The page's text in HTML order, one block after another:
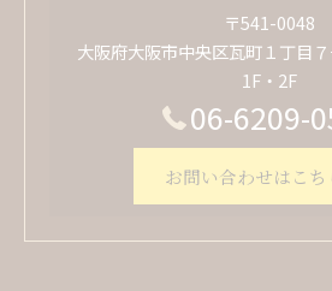
〒541-0048
大阪府大阪市中央区瓦町１丁目
1F・2F
06-6209-
お問い合わせはこち